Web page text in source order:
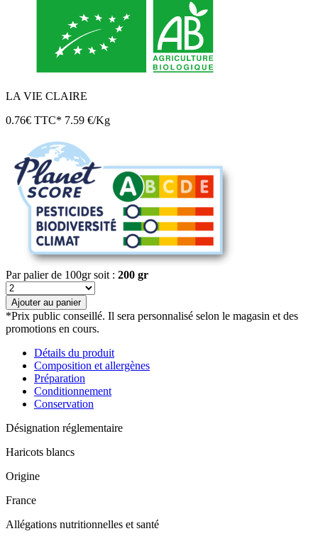
LA VIE CLAIRE
0.76€ TTC* 7.59 €/Kg
Par palier de 100grsoit : 200 gr
quantité
de
Haricots
blancs
bio
Ajouter au panier
*Prix public conseillé. Il sera personnalisé selon le magasin et des
promotions en cours.
Détails du produit
Composition et allergènes
Préparation
Conditionnement
Conservation
Désignation réglementaire
Haricots blancs
Origine
France
Allégations nutritionnelles et santé